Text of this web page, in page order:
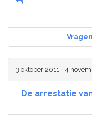
3 oktober 2011 - 4
De arrestatie